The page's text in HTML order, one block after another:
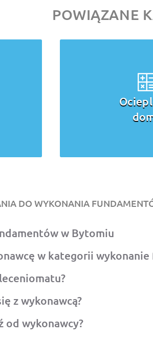
POWIĄZANE
ścian,
DO WYKONANIA
w Bytomiu
w kategorii
z wykonawcą?
od wykonawcy?